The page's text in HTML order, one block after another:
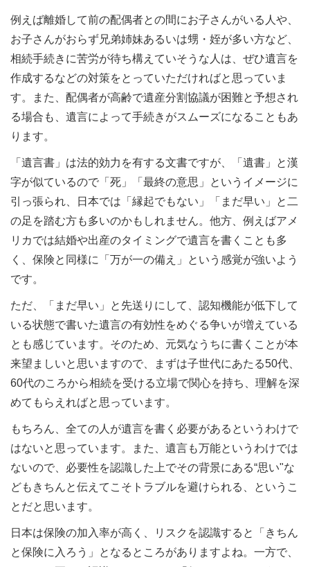
例えば離婚して前の配偶者との間にお子さんがいる人や、
お子さんがおらず兄弟姉妹あるいは甥・姪が多い方など、
相続手続きに苦労が待ち構えていそうな人は、ぜひ遺言を
作成するなどの対策をとっていただければと思っていま
す。また、配偶者が高齢で遺産分割協議が困難と予想され
る場合も、遺言によって手続きがスムーズになることもあ
ります。
「遺言書」は法的効力を有する文書ですが、「遺書」と漢
字が似ているので「死」「最終の意思」というイメージに
引っ張られ、日本では「縁起でもない」「まだ早い」と二
の足を踏む方も多いのかもしれません。他方、例えばアメ
リカでは結婚や出産のタイミングで遺言を書くことも多
く、保険と同様に「万が一の備え」という感覚が強いよう
です。
ただ、「まだ早い」と先送りにして、認知機能が低下して
いる状態で書いた遺言の有効性をめぐる争いが増えている
とも感じています。そのため、元気なうちに書くことが本
来望ましいと思いますので、まずは子世代にあたる50代、
60代のころから相続を受ける立場で関心を持ち、理解を深
めてもらえればと思っています。
もちろん、全ての人が遺言を書く必要があるというわけで
はないと思っています。また、遺言も万能というわけでは
ないので、必要性を認識した上でその背景にある“思い"な
どもきちんと伝えてこそトラブルを避けられる、というこ
とだと思います。
日本は保険の加入率が高く、リスクを認識すると「きちん
と保険に入ろう」となるところがありますよね。一方で、